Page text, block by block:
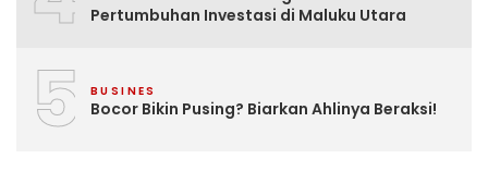
Pertumbuhan Investasi di Maluku Utara
5 BUSINES
Bocor Bikin Pusing? Biarkan Ahlinya Beraksi!